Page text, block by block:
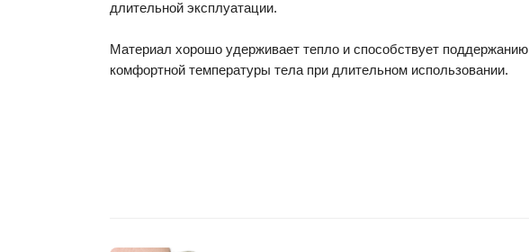
длительной эксплуатации.
Материал хорошо удерживает тепло и способствует поддержанию
комфортной температуры тела при длительном использовании.